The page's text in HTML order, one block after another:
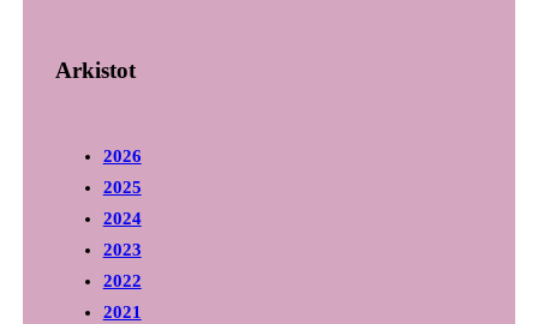
Arkistot
2026
2025
2024
2023
2022
2021